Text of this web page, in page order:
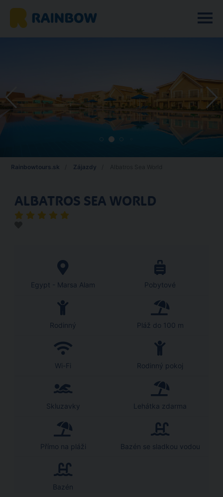
Rainbowtours.sk Zájazdy
ALBATROS SEA WORLD
Egypt - Marsa Alam Pobytové
Rodinný Pláž do 100 m
Wi-Fi Rodinný pokoj
Skluzavky Lehátka zdarma
Přímo na pláži Bazén se sladkou vodou
Bazén